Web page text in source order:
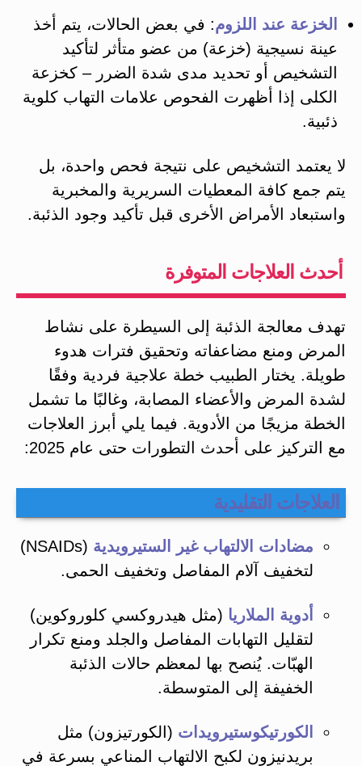
الخزعة عند اللزوم: في بعض الحالات، يتم أخذ
عينة نسيجية (خزعة) من عضو متأثر لتأكيد
التشخيص أو تحديد مدى شدة الضرر – كخزعة
الكلى إذا أظهرت الفحوص علامات التهاب كلوية
ذئبية​.
لا يعتمد التشخيص على نتيجة فحص واحدة، بل
يتم جمع كافة المعطيات السريرية والمخبرية
واستبعاد الأمراض الأخرى قبل تأكيد وجود الذئبة​.
أحدث العلاجات المتوفرة
تهدف معالجة الذئبة إلى السيطرة على نشاط
المرض ومنع مضاعفاته وتحقيق فترات هدوء
طويلة​. يختار الطبيب خطة علاجية فردية وفقًا
لشدة المرض والأعضاء المصابة، وغالبًا ما تشمل
الخطة مزيجًا من الأدوية​. فيما يلي أبرز العلاجات
مع التركيز على أحدث التطورات حتى عام 2025:
العلاجات التقليدية
مضادات الالتهاب غير الستيرويدية
(NSAIDs)
لتخفيف آلام المفاصل وتخفيف الحمى.
أدوية الملاريا (مثل هيدروكسي كلوروكوين)
لتقليل التهابات المفاصل والجلد ومنع تكرار
الهبّات​. يُنصح بها لمعظم حالات الذئبة
الخفيفة إلى المتوسطة.
الكورتيكوستيرويدات (الكورتيزون) مثل
بريدنيزون لكبح الالتهاب المناعي بسرعة في